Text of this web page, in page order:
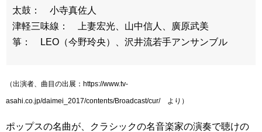
太鼓： 小寺真佐人
津軽三味線： 上妻宏光、山中信人、廣原武美
箏： LEO（今野玲央）、沢井流若手アンサンブル
（出演者、曲目の出展：https://www.tv-
asahi.co.jp/daimei_2017/contents/Broadcast/cur/ より）
ポップスの名曲が、クラシックの名音楽家の演奏で聴けの